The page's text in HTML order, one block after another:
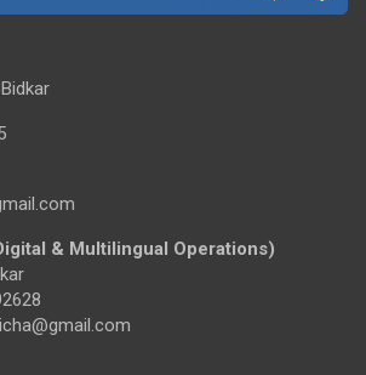
& Multilingual Operations)